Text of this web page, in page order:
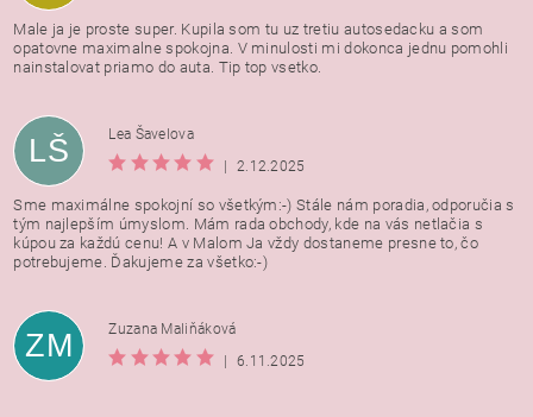
Male ja je proste super. Kupila som tu uz tretiu autosedacku a som
opatovne maximalne spokojna. V minulosti mi dokonca jednu pomohli
nainstalovat priamo do auta. Tip top vsetko.
LŠ
Lea Šavelova
|
2.12.2025
Sme maximálne spokojní so všetkým:-) Stále nám poradia, odporučia s
tým najlepším úmyslom. Mám rada obchody, kde na vás netlačia s
kúpou za každú cenu! A v Malom Ja vždy dostaneme presne to, čo
potrebujeme. Ďakujeme za všetko:-)
ZM
Zuzana Maliňáková
|
6.11.2025